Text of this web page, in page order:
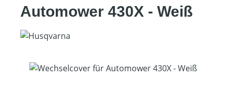
Automower 430X - Weiß
Bildergalerie überspringen